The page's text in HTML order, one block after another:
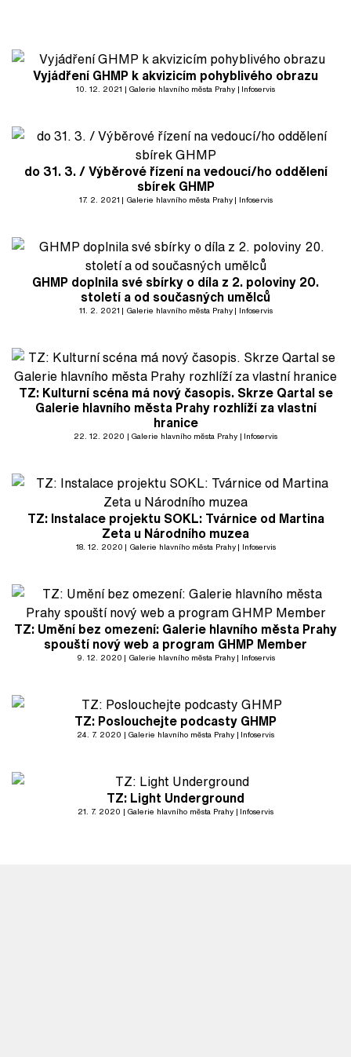
Vyjádření GHMP k akvizicím pohyblivého obrazu
10. 12. 2021 Galerie hlavního města Prahy Infoservis
do 31. 3. / Výběrové řízení na vedoucí/ho oddělení
sbírek GHMP
17. 2. 2021 Galerie hlavního města Prahy Infoservis
GHMP doplnila své sbírky o díla z 2. poloviny 20.
století a od současných umělců
11. 2. 2021 Galerie hlavního města Prahy Infoservis
TZ: Kulturní scéna má nový časopis. Skrze Qartal se
Galerie hlavního města Prahy rozhlíží za vlastní
hranice
22. 12. 2020 Galerie hlavního města Prahy Infoservis
TZ: Instalace projektu SOKL: Tvárnice od Martina
Zeta u Národního muzea
18. 12. 2020 Galerie hlavního města Prahy Infoservis
TZ: Umění bez omezení: Galerie hlavního města Prahy
spouští nový web a program GHMP Member
9. 12. 2020 Galerie hlavního města Prahy Infoservis
TZ: Poslouchejte podcasty GHMP
24. 7. 2020 Galerie hlavního města Prahy Infoservis
TZ: Light Underground
21. 7. 2020 Galerie hlavního města Prahy Infoservis